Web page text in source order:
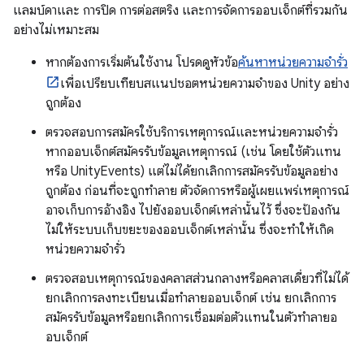
แลมบ์ดาและ การปิด การต่อสตริง และการจัดการออบเจ็กต์ที่รวมกัน
อย่างไม่เหมาะสม
หากต้องการเริ่มต้นใช้งาน โปรดดูหัวข้อค้นหาหน่วยความจำรั่ว
เพื่อเปรียบเทียบสแนปชอตหน่วยความจำของ Unity อย่าง
ถูกต้อง
ตรวจสอบการสมัครใช้บริการเหตุการณ์และหน่วยความจำรั่ว
หากออบเจ็กต์สมัครรับข้อมูลเหตุการณ์ (เช่น โดยใช้ตัวแทน
หรือ UnityEvents) แต่ไม่ได้ยกเลิกการสมัครรับข้อมูลอย่าง
ถูกต้อง ก่อนที่จะถูกทำลาย ตัวจัดการหรือผู้เผยแพร่เหตุการณ์
อาจเก็บการอ้างอิง ไปยังออบเจ็กต์เหล่านั้นไว้ ซึ่งจะป้องกัน
ไม่ให้ระบบเก็บขยะของออบเจ็กต์เหล่านั้น ซึ่งจะทำให้เกิด
หน่วยความจำรั่ว
ตรวจสอบเหตุการณ์ของคลาสส่วนกลางหรือคลาสเดี่ยวที่ไม่ได้
ยกเลิกการลงทะเบียนเมื่อทำลายออบเจ็กต์ เช่น ยกเลิกการ
สมัครรับข้อมูลหรือยกเลิกการเชื่อมต่อตัวแทนในตัวทำลายอ
อบเจ็กต์